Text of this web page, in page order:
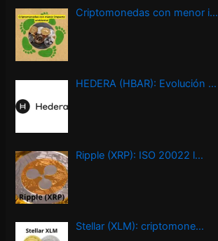
Criptomonedas con menor i…
HEDERA (HBAR): Evolución …
Ripple (XRP): ISO 20022 l…
Stellar (XLM): criptomone…